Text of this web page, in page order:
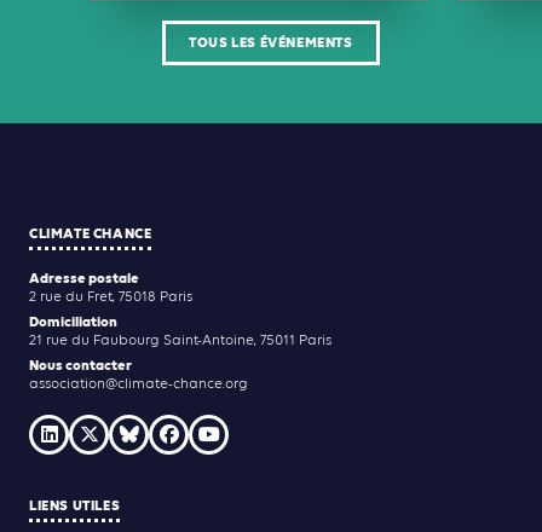
TOUS LES ÉVÉNEMENTS
CLIMATE CHANCE
Adresse postale
2 rue du Fret, 75018 Paris
Domiciliation
21 rue du Faubourg Saint-Antoine, 75011 Paris
Nous contacter
association@climate-chance.org
LIENS UTILES